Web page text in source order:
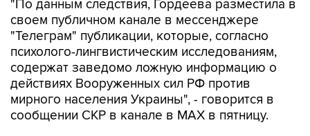
"По данным следствия, Гордеева разместила в
своем публичном канале в мессенджере
"Телеграм" публикации, которые, согласно
психолого-лингвистическим исследованиям,
содержат заведомо ложную информацию о
действиях Вооруженных сил РФ против
мирного населения Украины", - говорится в
сообщении СКР в канале в MAX в пятницу.